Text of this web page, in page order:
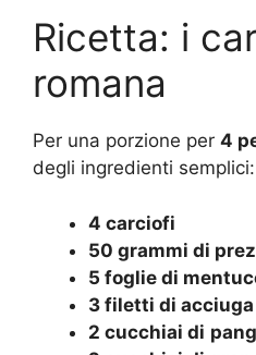
Ricetta: i
romana
Per una porzione per 4
degli ingredienti semplici:
4 carciofi
50 grammi di
5 foglie di
3 filetti di acciuga
2 cucchiai di